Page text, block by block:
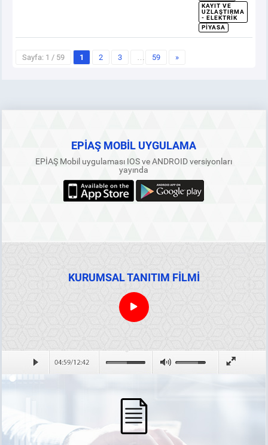
KAYIT VE
UZLAŞTIRMA
- ELEKTRIK
PIYASA
Sayfa: 1 / 59 1 2 3 59 »
EPİAŞ MOBİL UYGULAMA
EPİAŞ Mobil uygulaması IOS ve ANDROID versiyonları
yayında
KURUMSAL TANITIM FİLMİ